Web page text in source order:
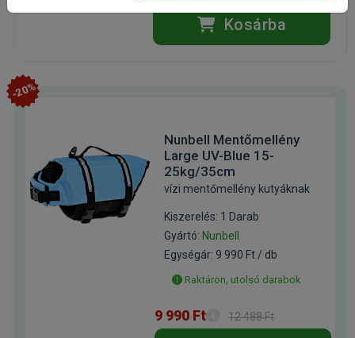
Kosárba
-20%
Nunbell Mentőmellény
Large UV-Blue 15-
25kg/35cm
vízi mentőmellény kutyáknak
Kiszerelés: 1 Darab
Gyártó: Nunbell
Egységár: 9 990 Ft / db
Raktáron, utolsó darabok
9 990 Ft 12 488 Ft